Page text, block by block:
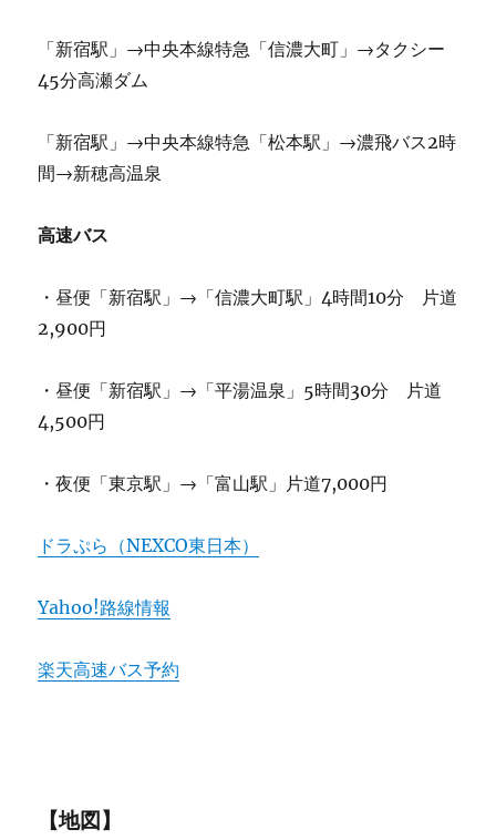
「新宿駅」→中央本線特急「信濃大町」→タクシー
45分高瀬ダム
「新宿駅」→中央本線特急「松本駅」→濃飛バス2時
間→新穂高温泉
高速バス
・昼便「新宿駅」→「信濃大町駅」4時間10分 片道
2,900円
・昼便「新宿駅」→「平湯温泉」5時間30分 片道
4,500円
・夜便「東京駅」→「富山駅」片道7,000円
ドラぷら（NEXCO東日本）
Yahoo!路線情報
楽天高速バス予約
【地図】